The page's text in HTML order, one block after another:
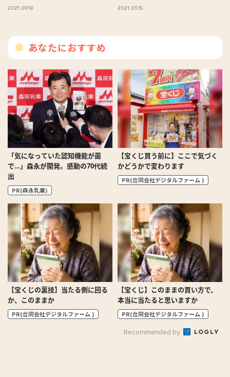
2021.09.18 2021.03.15
あなたにおすすめ
「気になっていた認知機能が菌
で…」森永が開発。感動の70代続
出
PR(森永乳業)
【宝くじ買う前に】ここで気づく
かどうかで変わります
PR(合同会社デジタルファーム )
【宝くじの裏技】当たる側に回る
か、このままか
PR(合同会社デジタルファーム )
【宝くじ】このままの買い方で、
本当に当たると思いますか
PR(合同会社デジタルファーム )
Recommended by